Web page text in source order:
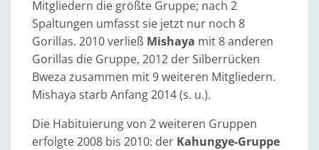
Mitgliedern die größte Gruppe; nach 2
Spaltungen umfasst sie jetzt nur noch 8
Gorillas. 2010 verließ Mishaya mit 8 anderen
Gorillas die Gruppe, 2012 der Silberrücken
Bweza zusammen mit 9 weiteren Mitgliedern.
Mishaya starb Anfang 2014 (s. u.).
Die Habituierung von 2 weiteren Gruppen
erfolgte 2008 bis 2010: der Kahungye-Gruppe